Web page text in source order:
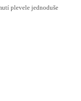
plevele jednoduše